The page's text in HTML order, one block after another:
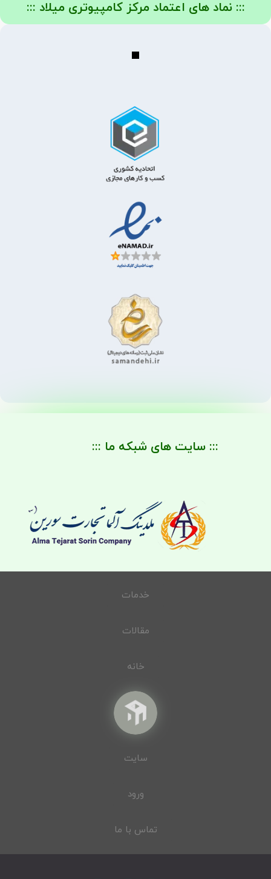
::: نماد های اعتماد مرکز کامپیوتری میلاد :::
::: سایت های شبکه ما :::
خدمات
مقالات
خانه
سایت
ورود
تماس با ما